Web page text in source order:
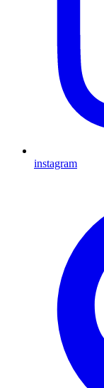
instagram